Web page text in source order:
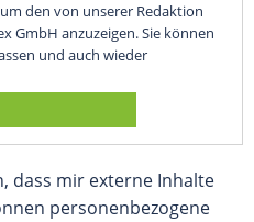
den von unserer Redaktion
GmbH anzuzeigen. Sie können
und auch wieder
dass mir externe Inhalte
personenbezogene